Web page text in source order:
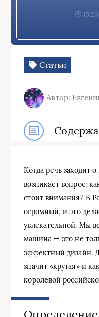
Статьи
Автор:
Когда речь заходит
возникает вопрос:
стоит внимания? В
огромный, и это
увлекательной. Мы
машина — это не
эффектный дизайн.
значит «крутая» и
королевой